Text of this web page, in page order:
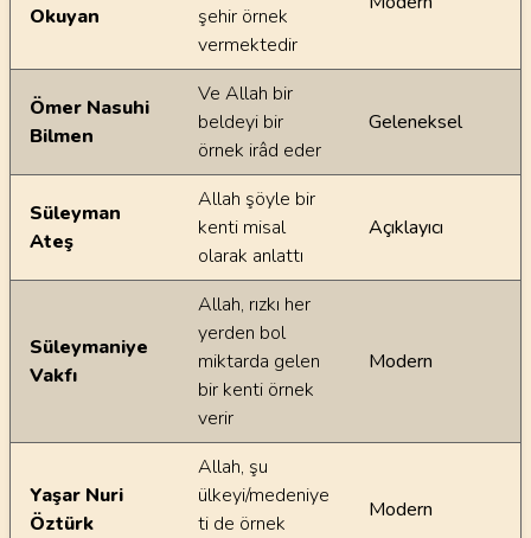
Okuyan
şehir örnek
vermektedir
Ömer Nasuhi
Bilmen
Ve Allah bir
beldeyi bir
örnek irâd eder
Geleneksel
Süleyman
Ateş
Allah şöyle bir
kenti misal
olarak anlattı
Açıklayıcı
Süleymaniye
Vakfı
Allah, rızkı her
yerden bol
miktarda gelen
bir kenti örnek
verir
Modern
Yaşar Nuri
Öztürk
Allah, şu
ülkeyi/medeniye
ti de örnek
Modern